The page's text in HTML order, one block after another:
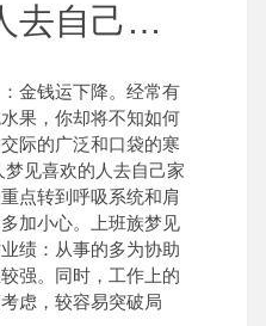
梦见喜欢的人去自己家了
金钱运下降。经常有
果，你却将不知如何
际的广泛和口袋的寒
见喜欢的人去自己家
点转到呼吸系统和肩
加小心。上班族梦见
绩：从事的多为协助
强。同时，工作上的
虑，较容易突破局